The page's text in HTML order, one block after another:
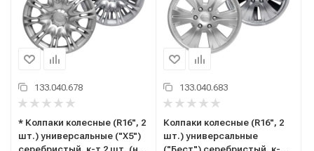
133.040.678
* Колпаки колесные (R16", 2
шт.) универсальные ("Х5")
133.040.683
Колпаки колесные (R16", 2
шт.) универсальные